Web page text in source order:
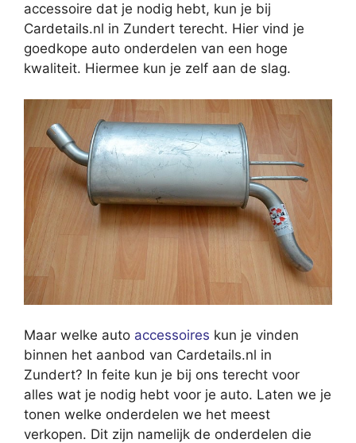
accessoire dat je nodig hebt, kun je bij
Cardetails.nl in Zundert terecht. Hier vind je
goedkope auto onderdelen van een hoge
kwaliteit. Hiermee kun je zelf aan de slag.
Maar welke auto accessoires kun je vinden
binnen het aanbod van Cardetails.nl in
Zundert? In feite kun je bij ons terecht voor
alles wat je nodig hebt voor je auto. Laten we je
tonen welke onderdelen we het meest
verkopen. Dit zijn namelijk de onderdelen die